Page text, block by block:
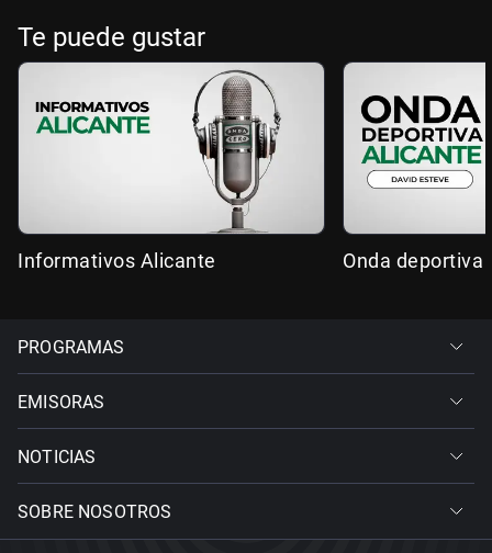
Te puede gustar
Informativos Alicante Onda deportiva
PROGRAMAS
EMISORAS
NOTICIAS
SOBRE NOSOTROS